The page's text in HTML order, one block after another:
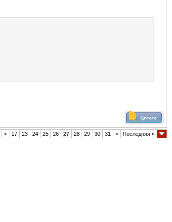
< 17 23 24 25 26 27 28 29 30 31 > Последняя »